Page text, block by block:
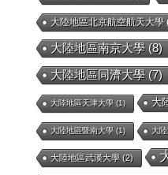
大陸地區北京航空航天大學
大陸地區南京大學(8)
大陸地區同濟大學(7)
大陸地區天津大學(1) 大
大陸地區暨南大學(1) 大
大陸地區武漢大學(2)